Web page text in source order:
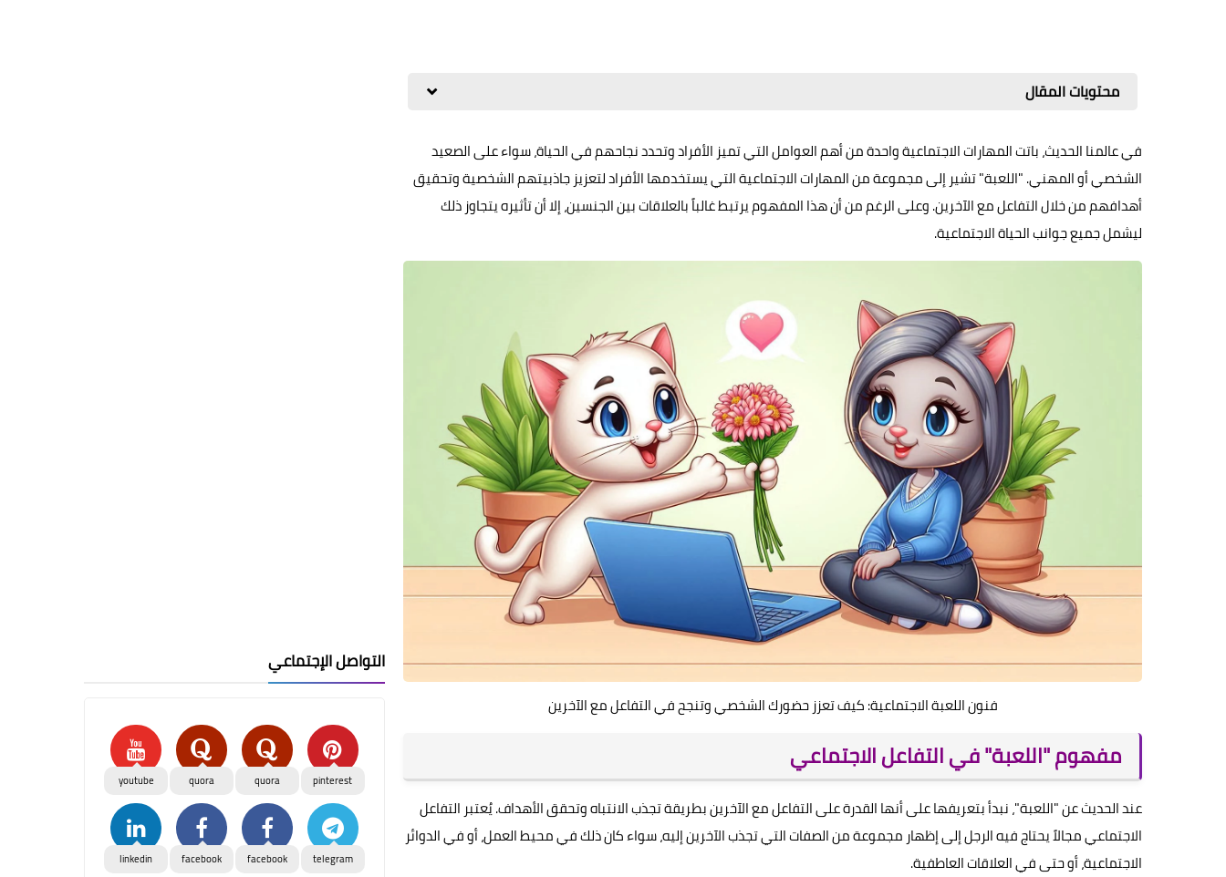
محتويات المقال
في عالمنا الحديث، باتت المهارات الاجتماعية واحدة من أهم العوامل التي تميز الأفراد وتحدد نجاحهم في الحياة، سواء على الصعيد
الشخصي أو المهني. "اللعبة" تشير إلى مجموعة من المهارات الاجتماعية التي يستخدمها الأفراد لتعزيز جاذبيتهم الشخصية وتحقيق
أهدافهم من خلال التفاعل مع الآخرين. وعلى الرغم من أن هذا المفهوم يرتبط غالباً بالعلاقات بين الجنسين، إلا أن تأثيره يتجاوز ذلك
ليشمل جميع جوانب الحياة الاجتماعية.
فنون اللعبة الاجتماعية: كيف تعزز حضورك الشخصي وتنجح في التفاعل مع الآخرين
مفهوم "اللعبة" في التفاعل الاجتماعي
عند الحديث عن "اللعبة"، نبدأ بتعريفها على أنها القدرة على التفاعل مع الآخرين بطريقة تجذب الانتباه وتحقق الأهداف. يُعتبر التفاعل
الاجتماعي مجالاً يحتاج فيه الرجل إلى إظهار مجموعة من الصفات التي تجذب الآخرين إليه، سواء كان ذلك في محيط العمل، أو في الدوائر
الاجتماعية، أو حتى في العلاقات العاطفية.
التواصل الإجتماعي
pinterest
quora
quora
youtube
telegram
facebook
facebook
linkedin